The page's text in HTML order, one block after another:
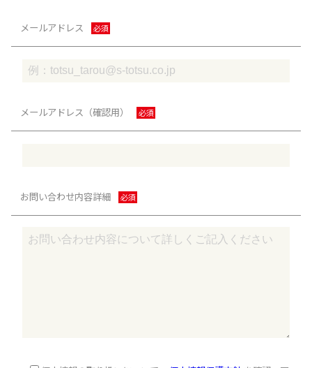
メールアドレス 必須
メールアドレス（確認用） 必須
お問い合わせ内容詳細 必須